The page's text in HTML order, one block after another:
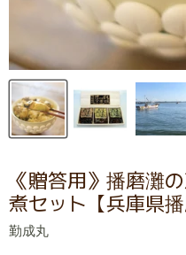
《贈答用》播磨灘
煮セット【兵庫県播
勤成丸